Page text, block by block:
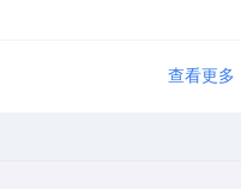
查看更多